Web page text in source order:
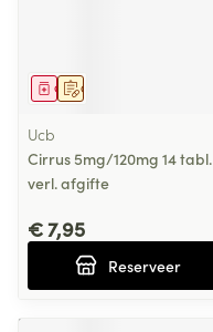
Op voorschrift
Geneesmiddel
Ucb
Cirrus 5mg/120mg 14 tabl.
verl. afgifte
€ 7,95
Reserveer